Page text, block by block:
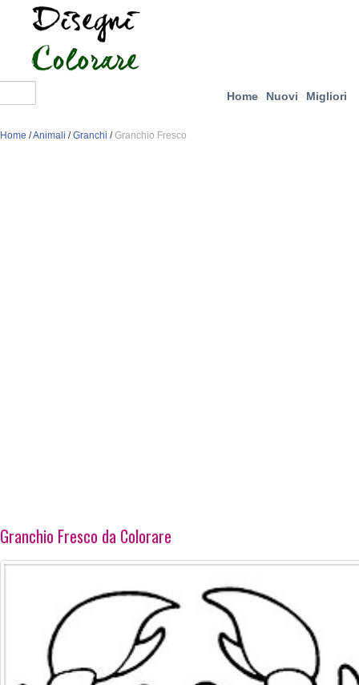
Home Nuovi Migliori
Home /Animali /Granchi /Granchio Fresco
Granchio Fresco da Colorare